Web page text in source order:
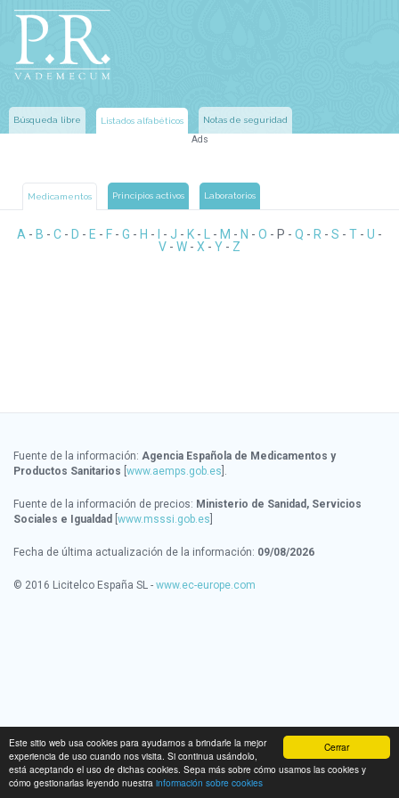
Cerrar
Este sitio web usa cookies para ayudarnos a brindarle la mejor
experiencia de uso cuando nos visita. Si continua usándolo,
está aceptando el uso de dichas cookies. Sepa más sobre cómo usamos las cookies y
cómo gestionarlas leyendo nuestra información sobre cookies
Búsqueda libre Listados alfabéticos
Notas de seguridad
Ads
Medicamentos Principios activos Laboratorios
A - B - C - D - E - F - G - H - - J - K - - M - N - O - P - Q - R - S - T - U -
V - W - X - Y - Z
Fuente de la información: Agencia Española de Medicamentos y
Productos Sanitarios www.aemps.gob.es ].
Fuente de la información de precios: Ministerio de Sanidad, Servicios
Sociales e Igualdad www.msssi.gob.es
Fecha de última actualización de la información: 09/08/2026
© 2016 Licitelco España SL - www.ec-europe.com